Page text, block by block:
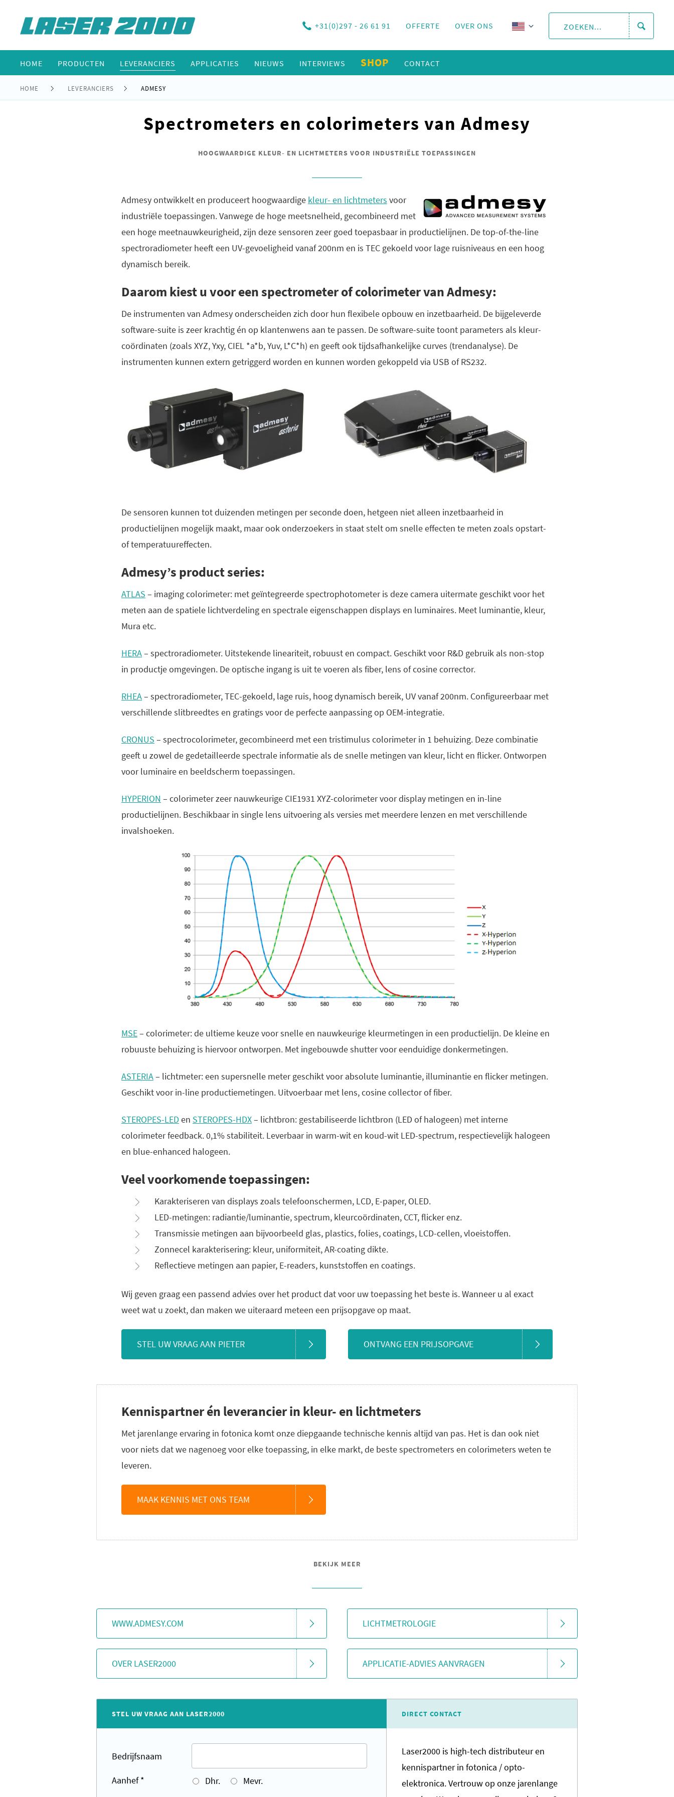
+31(0)297 - 26 61 91 OFFERTE OVER ONS
HOME PRODUCTEN LEVERANCIERS APPLICATIES NIEUWS INTERVIEWS SHOP CONTACT
HOME LEVERANCIERS ADMESY
Spectrometers en colorimeters van Admesy
HOOGWAARDIGE KLEUR- EN LICHTMETERS VOOR INDUSTRIËLE TOEPASSINGEN
Admesy ontwikkelt en produceert hoogwaardige kleur- en lichtmeters voor
industriële toepassingen. Vanwege de hoge meetsnelheid, gecombineerd met
een hoge meetnauwkeurigheid, zijn deze sensoren zeer goed toepasbaar in productielijnen. De top-of-the-line
spectroradiometer heeft een UV-gevoeligheid vanaf 200nm en is TEC gekoeld voor lage ruisniveaus en een hoog
dynamisch bereik.
Daarom kiest u voor een spectrometer of colorimeter van Admesy:
De instrumenten van Admesy onderscheiden zich door hun flexibele opbouw en inzetbaarheid. De bijgeleverde
software-suite is zeer krachtig én op klantenwens aan te passen. De software-suite toont parameters als kleur-
coördinaten (zoals XYZ, Yxy, CIEL *a*b, Yuv, L*C*h) en geeft ook tijdsafhankelijke curves (trendanalyse). De
instrumenten kunnen extern getriggerd worden en kunnen worden gekoppeld via USB of RS232.
De sensoren kunnen tot duizenden metingen per seconde doen, hetgeen niet alleen inzetbaarheid in
productielijnen mogelijk maakt, maar ook onderzoekers in staat stelt om snelle effecten te meten zoals opstart-
of temperatuureffecten.
Admesy’s product series:
ATLAS – imaging colorimeter: met geïntegreerde spectrophotometer is deze camera uitermate geschikt voor het
meten aan de spatiele lichtverdeling en spectrale eigenschappen displays en luminaires. Meet luminantie, kleur,
Mura etc.
HERA– spectroradiometer. Uitstekende lineariteit, robuust en compact. Geschikt voor R&D gebruik als non-stop
in productje omgevingen. De optische ingang is uit te voeren als fiber, lens of cosine corrector.
RHEA– spectroradiometer, TEC-gekoeld, lage ruis, hoog dynamisch bereik, UV vanaf 200nm. Configureerbaar met
verschillende slitbreedtes en gratings voor de perfecte aanpassing op OEM-integratie.
CRONUS – spectrocolorimeter, gecombineerd met een tristimulus colorimeter in 1 behuizing. Deze combinatie
geeft u zowel de gedetailleerde spectrale informatie als de snelle metingen van kleur, licht en flicker. Ontworpen
voor luminaire en beeldscherm toepassingen.
HYPERION – colorimeter zeer nauwkeurige CIE1931 XYZ-colorimeter voor display metingen en in-line
productielijnen. Beschikbaar in single lens uitvoering als versies met meerdere lenzen en met verschillende
invalshoeken.
MSE– colorimeter: de ultieme keuze voor snelle en nauwkeurige kleurmetingen in een productielijn. De kleine en
robuuste behuizing is hiervoor ontworpen. Met ingebouwde shutter voor eenduidige donkermetingen.
ASTERIA– lichtmeter: een supersnelle meter geschikt voor absolute luminantie, illuminantie en flicker metingen.
Geschikt voor in-line productiemetingen. Uitvoerbaar met lens, cosine collector of fiber.
STEROPES-LEDen STEROPES-HDX– lichtbron: gestabiliseerde lichtbron (LED of halogeen) met interne
colorimeter feedback. 0,1% stabiliteit. Leverbaar in warm-wit en koud-wit LED-spectrum, respectievelijk halogeen
en blue-enhanced halogeen.
Veel voorkomende toepassingen:
Karakteriseren van displays zoals telefoonschermen, LCD, E-paper, OLED.
LED-metingen: radiantie/luminantie, spectrum, kleurcoördinaten, CCT, flicker enz.
Transmissie metingen aan bijvoorbeeld glas, plastics, folies, coatings, LCD-cellen, vloeistoffen.
Zonnecel karakterisering: kleur, uniformiteit, AR-coating dikte.
Reflectieve metingen aan papier, E-readers, kunststoffen en coatings.
Wij geven graag een passend advies over het product dat voor uw toepassing het beste is. Wanneer u al exact
weet wat u zoekt, dan maken we uiteraard meteen een prijsopgave op maat.
STEL UW VRAAG AAN PIETER ONTVANG EEN PRIJSOPGAVE
Kennispartner én leverancier in kleur- en lichtmeters
Met jarenlange ervaring in fotonica komt onze diepgaande technische kennis altijd van pas. Het is dan ook niet
voor niets dat we nagenoeg voor elke toepassing, in elke markt, de beste spectrometers en colorimeters weten te
leveren.
MAAK KENNIS MET ONS TEAM
BEKIJK MEER
WWW.ADMESY.COM LICHTMETROLOGIE
OVER LASER2000 APPLICATIE-ADVIES AANVRAGEN
STEL UW VRAAG AAN LASER2000
Bedrijfsnaam
Aanhef* Dhr. Mevr.
DIRECT CONTACT
Laser2000 is high-tech distributeur en
kennispartner in fotonica / opto-
elektronica. Vertrouw op onze jarenlange